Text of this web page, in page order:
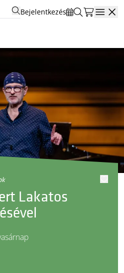
Bejelentkezés
Lakatos